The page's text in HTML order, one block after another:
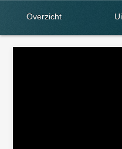
Overzicht